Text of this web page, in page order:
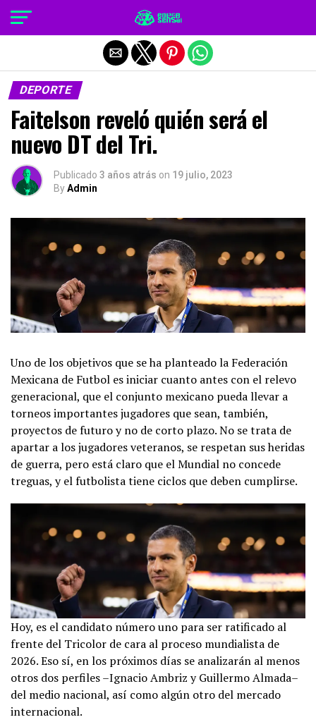
DEPORTE
Faitelson reveló quién será el
nuevo DT del Tri.
Publicado 3 años atrás on 19 julio, 2023
ByAdmin
Uno de los objetivos que se ha planteado la Federación
Mexicana de Futbol es iniciar cuanto antes con el relevo
generacional, que el conjunto mexicano pueda llevar a
torneos importantes jugadores que sean, también,
proyectos de futuro y no de corto plazo. No se trata de
apartar a los jugadores veteranos, se respetan sus heridas
de guerra, pero está claro que el Mundial no concede
treguas, y el futbolista tiene ciclos que deben cumplirse.
Hoy, es el candidato número uno para ser ratificado al
frente del Tricolor de cara al proceso mundialista de
2026. Eso sí, en los próximos días se analizarán al menos
otros dos perfiles –Ignacio Ambriz y Guillermo Almada–
del medio nacional, así como algún otro del mercado
internacional.
Salir de la versión móvil